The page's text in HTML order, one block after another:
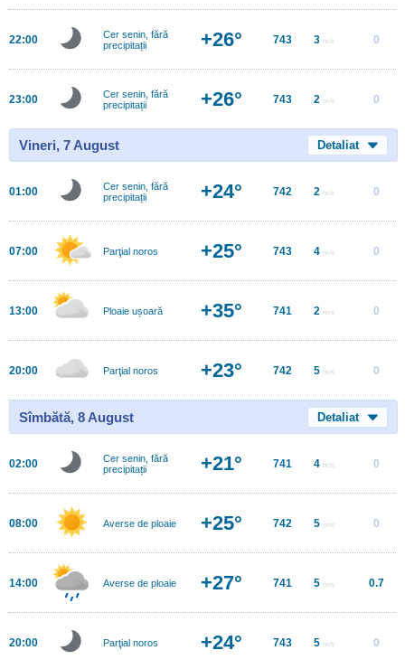
22:00
Cer senin, fără
precipitații
+26° 743 3 m/s 0
23:00
Cer senin, fără
precipitații
+26° 743 2 m/s 0
Vineri, 7 August Detaliat
01:00
Cer senin, fără
precipitații
+24° 742 2 m/s 0
07:00 Parţial noros +25° 743 4 m/s 0
13:00 Ploaie ușoară +35° 741 2 m/s 0
20:00 Parţial noros +23° 742 5 m/s 0
Sîmbătă, 8 August Detaliat
02:00
Cer senin, fără
precipitații
+21° 741 4 m/s 0
08:00 Averse de ploaie +25° 742 5 m/s 0
14:00 Averse de ploaie +27° 741 5 m/s 0.7
20:00 Parţial noros +24° 743 5 m/s 0